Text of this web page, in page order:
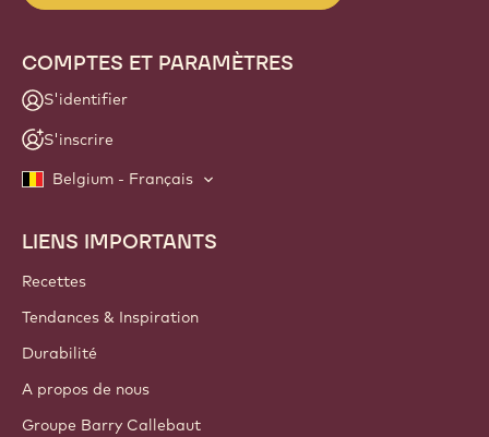
COMPTES ET PARAMÈTRES
S'identifier
S'inscrire
Belgium - Français
Footer
Callebaut
LIENS IMPORTANTS
Recettes
Tendances & Inspiration
Durabilité
A propos de nous
Groupe Barry Callebaut